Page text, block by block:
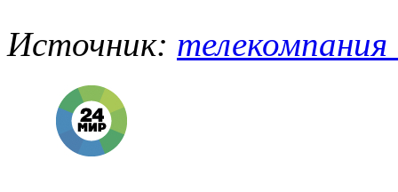
Источник: